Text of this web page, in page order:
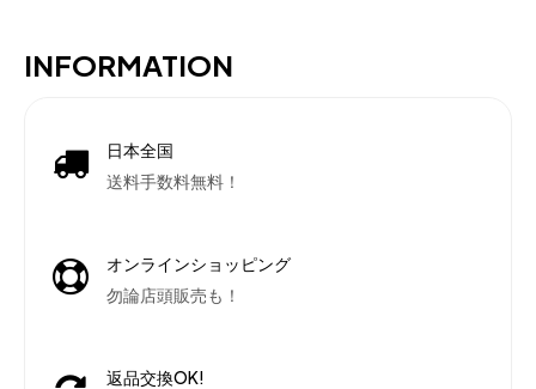
INFORMATION
日本全国
送料手数料無料！
オンラインショッピング
勿論店頭販売も！
返品交換OK!